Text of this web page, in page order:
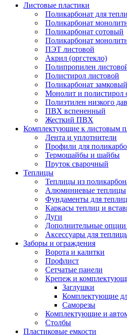
Листовые пластики
Поликарбонат для
Поликарбонат
Поликарбонат сотовый
Поликарбонат
ПЭТ листовой
Акрил (оргстекло)
Полипропилен
Полистирол листовой
Поликарбонат замковый
Монолит и полистирол
Полиэтилен низкого
ПВХ вспененный
Жесткий ПВХ
Комплектующие к листовым
Лента и уплотнители
Профили для
Термошайбы и шайбы
Пруток сварочный
Теплицы
Теплицы из
Алюминиевые теплицы
Фундаменты для
Каркасы теплиц и
Дуги
Дополнительные
Аксессуары для
Заборы и ограждения
Ворота и калитки
Профлист
Сетчатые панели
Крепеж и
Заглушки
Комплектующие
Саморезы
Комплектующие и
Столбы
Пластиковые емкости